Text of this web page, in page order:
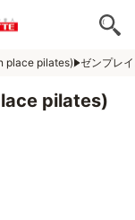
place pilates) ゼンプレ
pilates)